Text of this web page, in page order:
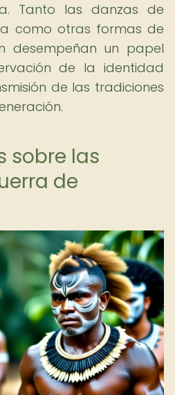
Tanto las danzas de
como otras formas de
desempeñan un papel
de la identidad
de las tradiciones
sobre las
de